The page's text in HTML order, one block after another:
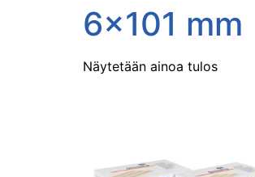
6x101 mm
Näytetään ainoa tulos